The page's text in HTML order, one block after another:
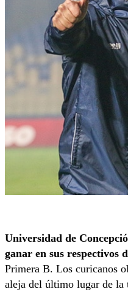
Universidad de
ganar en sus respectivos
Primera B. Los curicanos
aleja del último lugar de la